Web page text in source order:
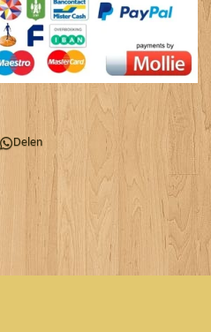
Delen